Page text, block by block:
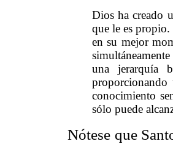
Dios ha creado
que le es
en su mejor
una jerarquía
conocimiento
sólo puede
Nótese que